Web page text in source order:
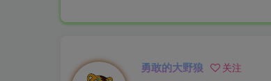
勇敢的大野狼 关注